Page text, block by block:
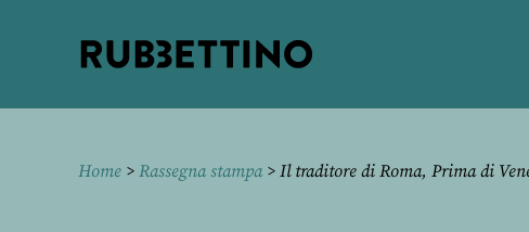
Home > Rassegna stampa> Il traditore di Roma, Prima di